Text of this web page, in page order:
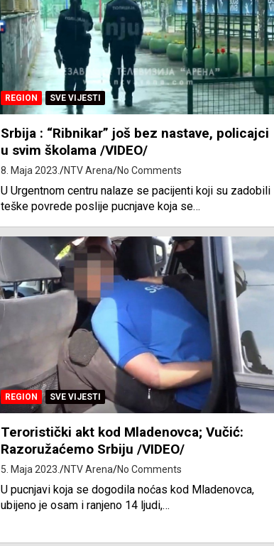
REGION SVE VIJESTI
Srbija : “Ribnikar” još bez nastave, policajci
u svim školama /VIDEO/
8. Maja 2023. NTV Arena No Comments
U Urgentnom centru nalaze se pacijenti koji su zadobili
teške povrede poslije pucnjave koja se…
REGION SVE VIJESTI
Teroristički akt kod Mladenovca; Vučić:
Razoružaćemo Srbiju /VIDEO/
5. Maja 2023. NTV Arena No Comments
U pucnjavi koja se dogodila noćas kod Mladenovca,
ubijeno je osam i ranjeno 14 ljudi,…